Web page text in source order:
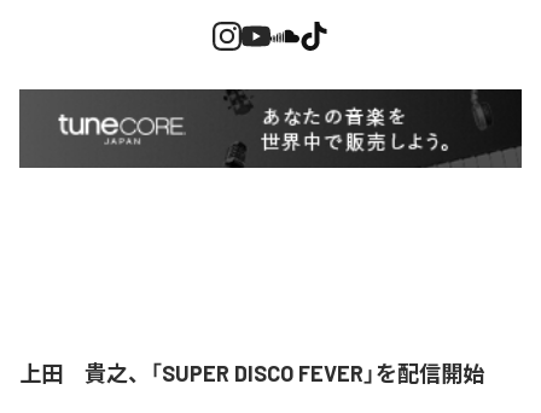
上田 貴之、「SUPER DISCO FEVER」を配信開始